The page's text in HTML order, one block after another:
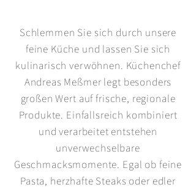
Schlemmen Sie sich durch unsere
feine Küche und lassen Sie sich
kulinarisch verwöhnen. Küchenchef
Andreas Meßmer legt besonders
großen Wert auf frische, regionale
Produkte. Einfallsreich kombiniert
und verarbeitet entstehen
unverwechselbare
Geschmacksmomente. Egal ob feine
Pasta, herzhafte Steaks oder edler